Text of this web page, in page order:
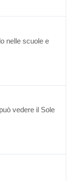
nelle scuole e
vedere il Sole